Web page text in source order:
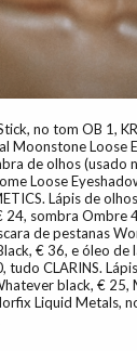
no tom OB 1,
Moonstone Loose
de olhos (usado
Loose
Lápis de
24, sombra Ombre
de pestanas
€ 36, e óleo de
tudo CLARINS.
black, € 25,
Liquid Metals,